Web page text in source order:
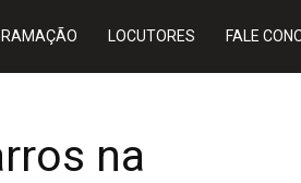
LOCUTORES FALE
na